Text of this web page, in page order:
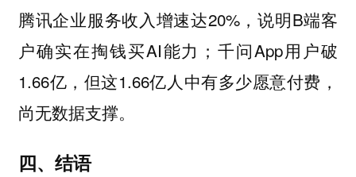
腾讯企业服务收入增速达20%，说明B端客
户确实在掏钱买AI能力；千问App用户破
1.66亿，但这1.66亿人中有多少愿意付费，
尚无数据支撑。
四、结语